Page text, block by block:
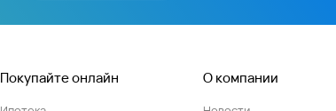
Покупайте онлайн О компании